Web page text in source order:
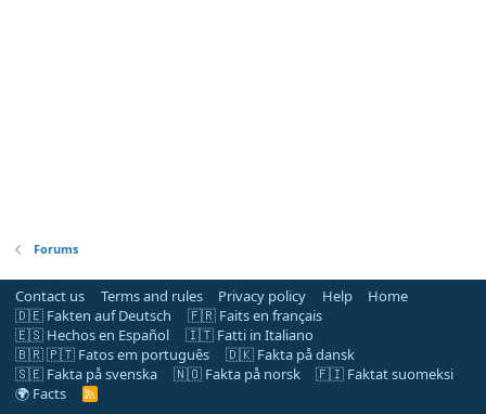
Forums
Contact us Terms and rules Privacy policy Help
Home
🇩🇪 Fakten auf Deutsch
🇫🇷 Faits en français
🇪🇸 Hechos en Español
🇮🇹 Fatti in Italiano
🇧🇷 🇵🇹 Fatos em português
🇩🇰 Fakta på dansk
🇸🇪 Fakta på svenska
🇳🇴 Fakta på norsk
🇫🇮 Faktat suomeksi
🌍 Facts
R